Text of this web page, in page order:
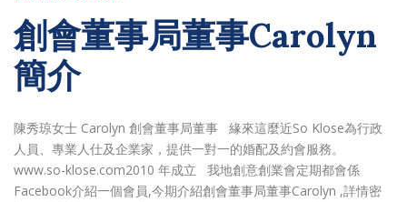
創會董事局董事Carolyn
簡介
陳秀琼女士 Carolyn 創會董事局董事 緣來這麼近So Klose為行政
人員、專業人仕及企業家，提供一對一的婚配及約會服務。
www.so-klose.com2010 年成立 我地創意創業會定期都會係
Facebook介紹一個會員,今期介紹創會董事局董事Carolyn ,詳情密